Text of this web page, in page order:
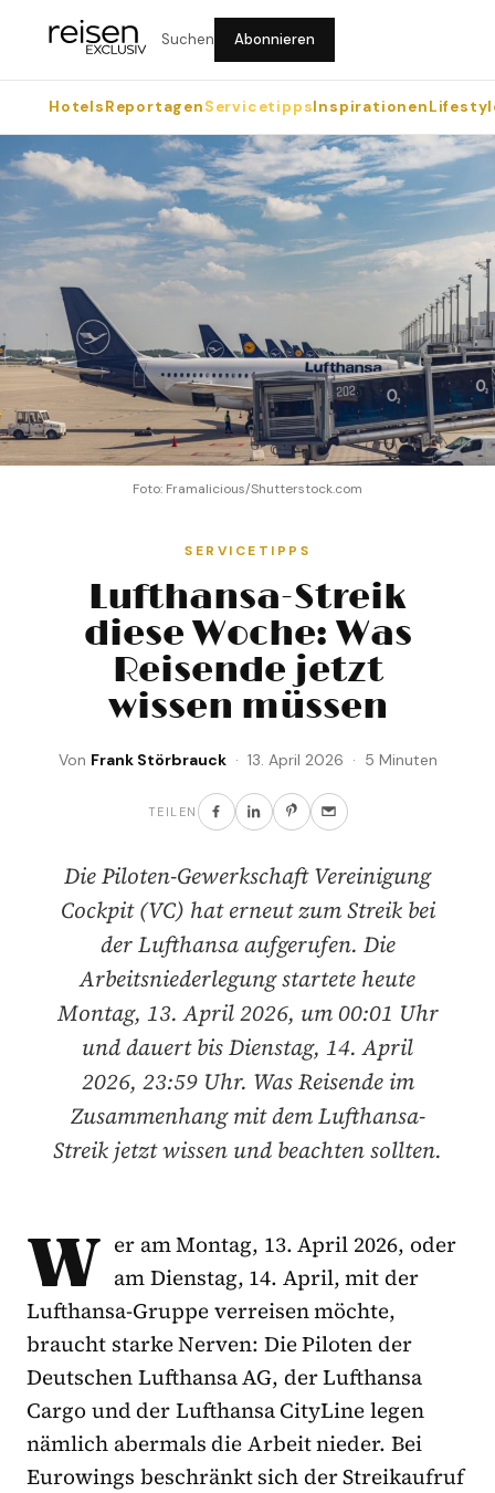
Suchen Abonnieren
HotelsReportagenServicetippsInspirationen
Foto: Framalicious/Shutterstock.com
SERVICETIPPS
Lufthansa-Streik
diese Woche: Was
Reisende jetzt
wissen müssen
Von Frank Störbrauck· 13. April 2026 · 5 Minuten
TEILEN
Die Piloten-Gewerkschaft Vereinigung
Cockpit (VC) hat erneut zum Streik bei
der Lufthansa aufgerufen. Die
Arbeitsniederlegung startete heute
Montag, 13. April 2026, um 00:01 Uhr
und dauert bis Dienstag, 14. April
2026, 23:59 Uhr. Was Reisende im
Zusammenhang mit dem Lufthansa-
Streik jetzt wissen und beachten sollten.
W er am Montag, 13. April 2026, oder
am Dienstag, 14. April, mit der
Lufthansa-Gruppe verreisen möchte,
braucht starke Nerven: Die Piloten der
Deutschen Lufthansa AG, der Lufthansa
Cargo und der Lufthansa CityLine legen
nämlich abermals die Arbeit nieder. Bei
Eurowings beschränkt sich der Streikaufruf